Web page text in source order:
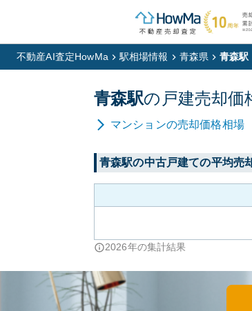
不動産AI査定HowMa 駅相場情報 青森県 青森駅
青森駅の 戸建売却価
マンションの売却価格相場
青森駅の中古戸建ての平均売
2026年の集計結果